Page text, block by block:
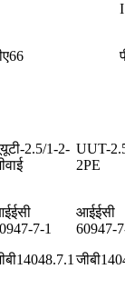
I
2.5/1-2- UUT-
2PE
7-1
आईईसी
60947-